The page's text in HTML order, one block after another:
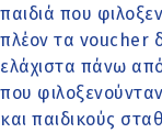
παιδιά που
πλέον τα voucher
ελάχιστα πάνω
που
και παιδικούς